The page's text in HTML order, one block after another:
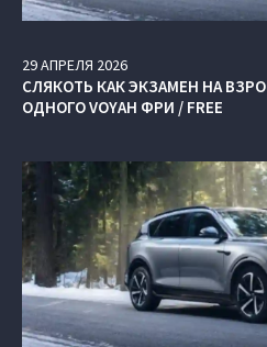
29АПРЕЛЯ 2026
СЛЯКОТЬ КАК ЭКЗАМЕН НА
ОДНОГО VOYAH ФРИ / FREE